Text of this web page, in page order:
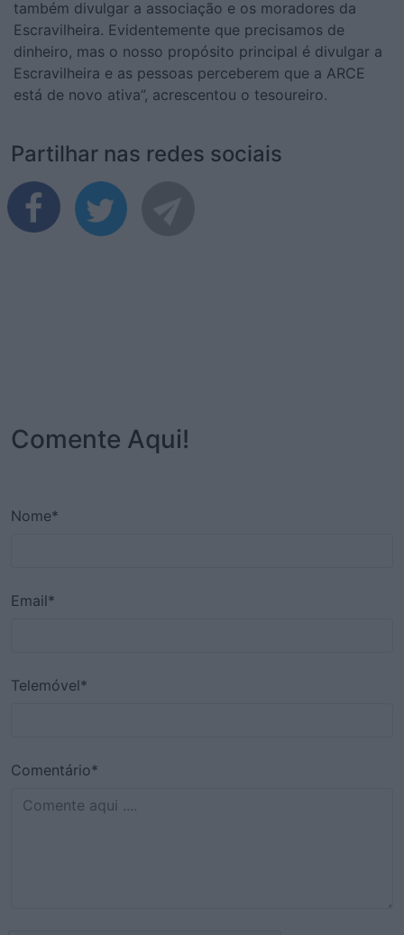
também divulgar a associação e os moradores da
Escravilheira. Evidentemente que precisamos de
dinheiro, mas o nosso propósito principal é divulgar a
Escravilheira e as pessoas perceberem que a ARCE
está de novo ativa”, acrescentou o tesoureiro.
Partilhar nas redes sociais
Comente Aqui!
Nome*
Email*
Telemóvel*
Comentário*